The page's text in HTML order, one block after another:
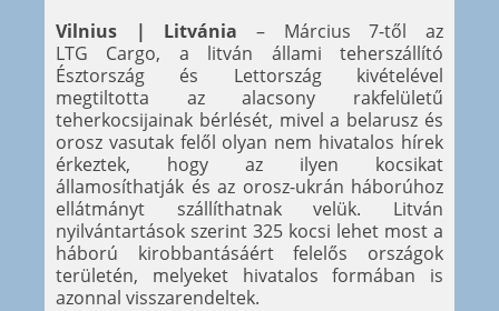
Vilnius | Litvánia – Március 7-től az
LTG Cargo, a litván állami teherszállító
Észtország és Lettország kivételével
megtiltotta az alacsony rakfelületű
teherkocsijainak bérlését, mivel a belarusz és
orosz vasutak felől olyan nem hivatalos hírek
érkeztek, hogy az ilyen kocsikat
államosíthatják és az orosz-ukrán háborúhoz
ellátmányt szállíthatnak velük. Litván
nyilvántartások szerint 325 kocsi lehet most a
háború kirobbantásáért felelős országok
területén, melyeket hivatalos formában is
azonnal visszarendeltek.